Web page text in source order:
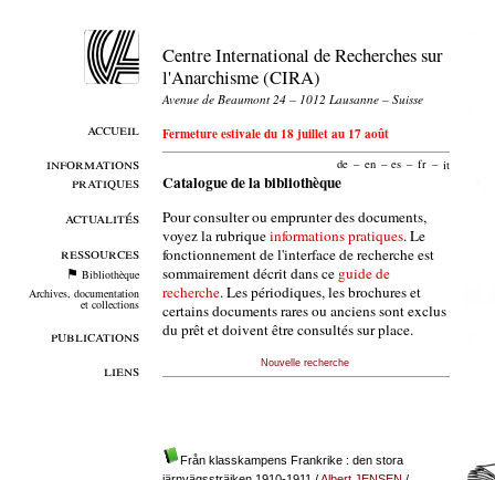
accueil
informations
pratiques
actualités
ressources
Bibliothèque
Archives, documentation
et collections
publications
liens
Centre International de Recherches sur
l'Anarchisme (CIRA)
Avenue de Beaumont 24 – 1012 Lausanne – Suisse
Fermeture estivale du 18 juillet au 17 août
de – en – es – fr – it
Catalogue de la bibliothèque
Pour consulter ou emprunter des documents,
voyez la rubriqueinformations pratiques. Le
fonctionnement de l'interface de recherche est
sommairement décrit dans ce guide de
recherche. Les périodiques, les brochures et
certains documents rares ou anciens sont exclus
du prêt et doivent être consultés sur place.
Nouvelle recherche
Från klasskampens Frankrike : den stora